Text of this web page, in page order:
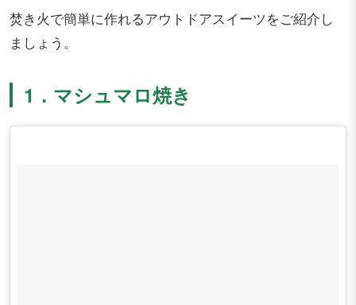
焚き火で簡単に作れるアウトドアスイーツをご紹介し
ましょう。
1．マシュマロ焼き